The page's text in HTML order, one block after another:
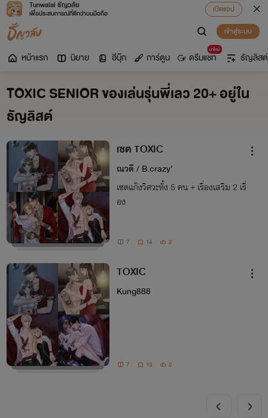
Tunwalai ธัญวลัย
เพื่อประสบการณ์ที่ดีกว่าบนมือถือ
เปิดแอป
เข้าสู่ระบบ
หน้าแรก นิยาย อีบุ๊ก การ์ตูน
มาใหม่
ดรีมแชท ธัญลิสต์
TOXIC SENIOR ของเล่นรุ่นพี่เลว 20+ อยู่ใน
ธัญลิสต์
เซต TOXIC
ณวดี / B.crazy'
เซตแก๊งวิศวะทั้ง 5 คน + เรื่องเสริม 2 เรื่
อง
7 14 2
TOXIC
Kung888
7 13 2